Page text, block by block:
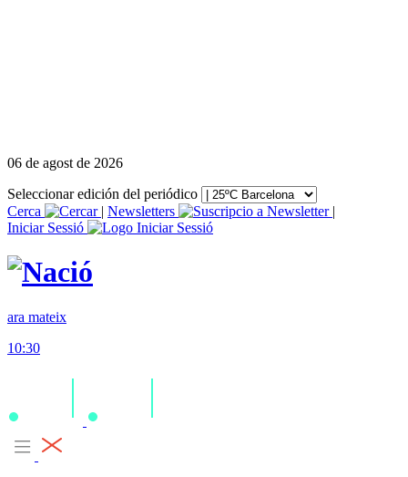
06 de agost de 2026
Seleccionar edición del periódico
Cerca
| Newsletters
|
Iniciar Sessió
ara mateix
10:30